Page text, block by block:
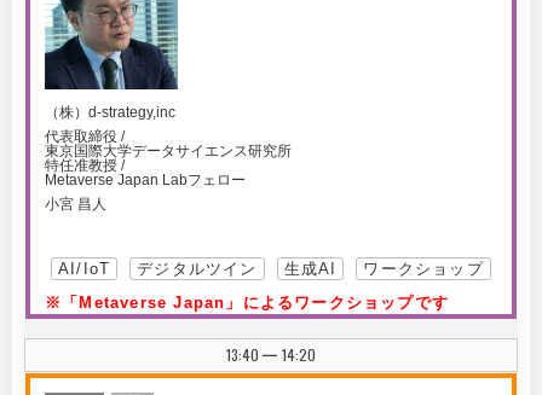
（株）d-strategy,inc
代表取締役 /
東京国際大学データサイエンス研究所
特任准教授 /
Metaverse Japan Labフェロー
小宮 昌人
AI/IoT デジタルツイン 生成AI
ワークショップ
※「Metaverse Japan」によるワークショップです
13:40 | 14:20